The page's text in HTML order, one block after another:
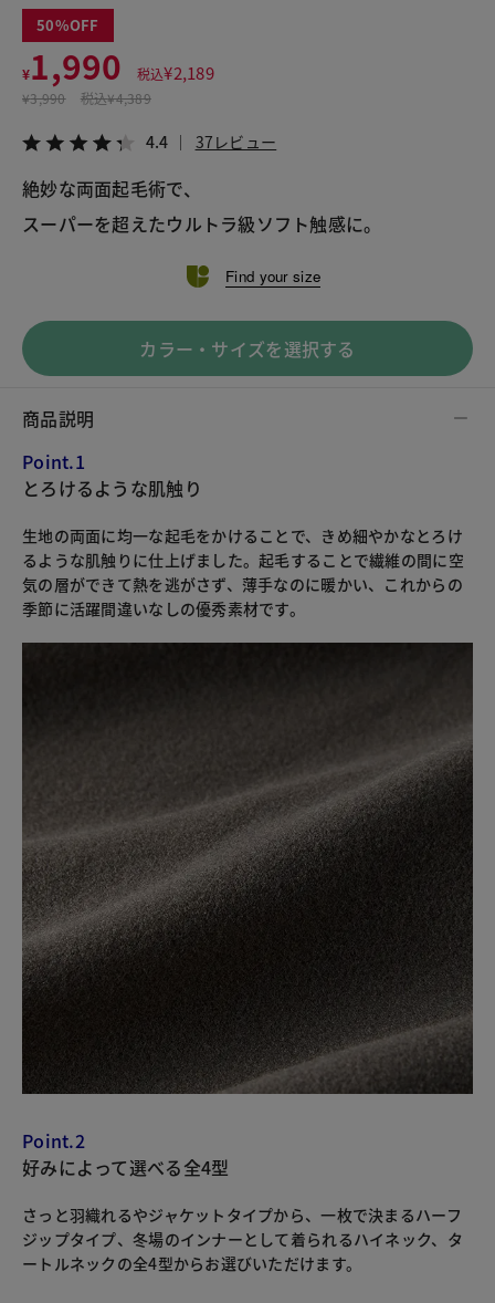
50
¥1,990 税込¥2,189
¥3,990 税込¥4,389
4.4 37レビュー
絶妙な両面起毛術で、
スーパーを超えたウルトラ級ソフト触感に。
Find your size
カラー・サイズを選択する
商品説明
Point.1
とろけるような肌触り
生地の両面に均一な起毛をかけることで、きめ細やかなとろけ
るような肌触りに仕上げました。起毛することで繊維の間に空
気の層ができて熱を逃がさず、薄手なのに暖かい、これからの
季節に活躍間違いなしの優秀素材です。
Point.2
好みによって選べる全4型
さっと羽織れるやジャケットタイプから、一枚で決まるハーフ
ジップタイプ、冬場のインナーとして着られるハイネック、タ
ートルネックの全4型からお選びいただけます。
LINE X